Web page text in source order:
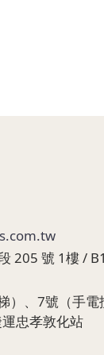
205 號 1樓 / B1
、7號（手電
忠孝敦化站